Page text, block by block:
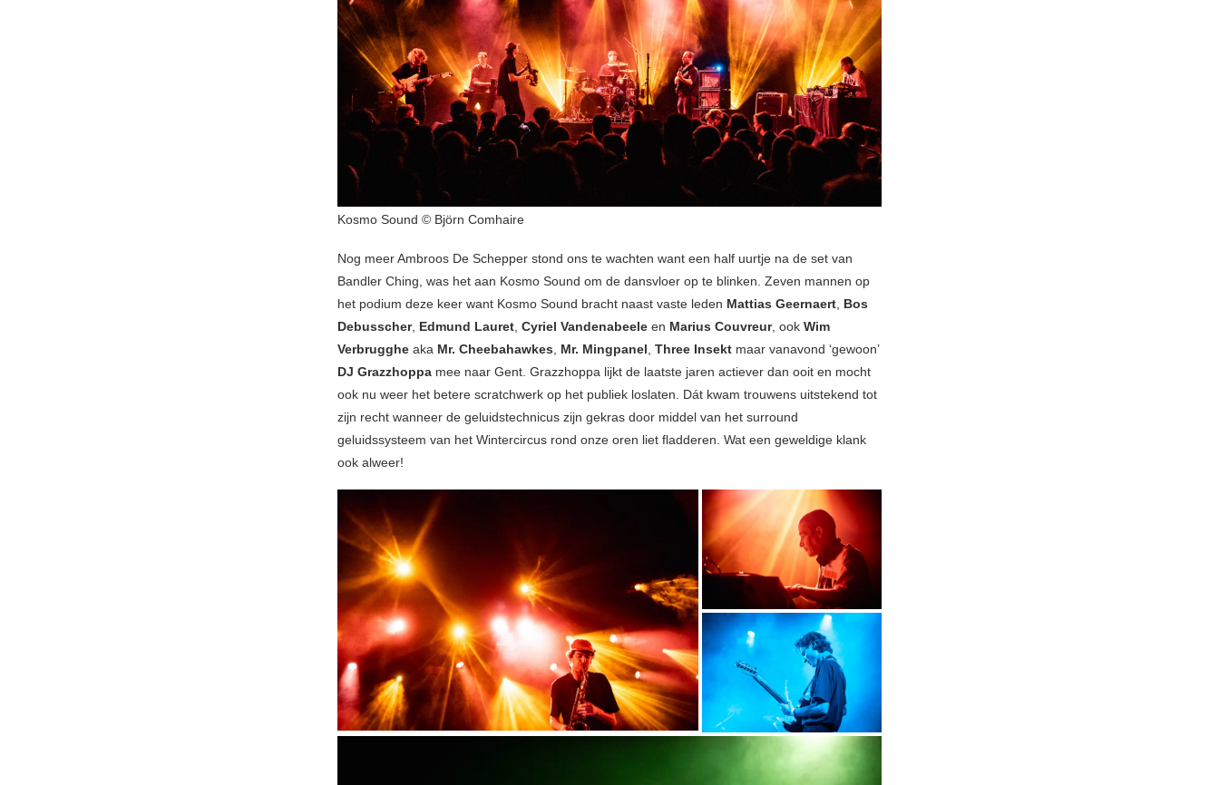
Kosmo Sound © Björn Comhaire
Nog meer Ambroos De Schepper stond ons te wachten want een half uurtje na de set van
Bandler Ching, was het aan Kosmo Sound om de dansvloer op te blinken. Zeven mannen op
het podium deze keer want Kosmo Sound bracht naast vaste leden Mattias Geernaert, Bos
Debusscher, Edmund Lauret, Cyriel Vandenabeele en Marius Couvreur, ook Wim
Verbrugghe aka Mr. Cheebahawkes, Mr. Mingpanel, Three Insekt maar vanavond ‘gewoon’
DJ Grazzhoppa mee naar Gent. Grazzhoppa lijkt de laatste jaren actiever dan ooit en mocht
ook nu weer het betere scratchwerk op het publiek loslaten. Dát kwam trouwens uitstekend tot
zijn recht wanneer de geluidstechnicus zijn gekras door middel van het surround
geluidssysteem van het Wintercircus rond onze oren liet fladderen. Wat een geweldige klank
ook alweer!